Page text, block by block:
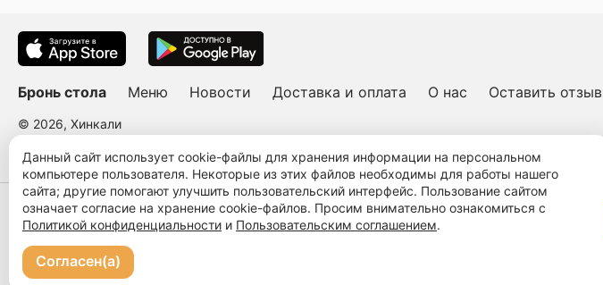
Бронь стола Меню Новости Доставка и оплата О нас Оставить отзыв
© 2026, Хинкали
Данный сайт использует cookie-файлы для хранения информации на персональном
компьютере пользователя. Некоторые из этих файлов необходимы для работы нашего
сайта; другие помогают улучшить пользовательский интерфейс. Пользование сайтом
означает согласие на хранение cookie-файлов. Просим внимательно ознакомиться с
Политикой конфиденциальности и Пользовательским соглашением.
Согласен(а)